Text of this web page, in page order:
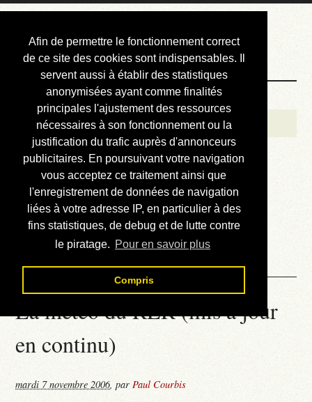
Afin de permettre le fonctionnement correct
de ce site des cookies sont indispensables. Il
servent aussi à établir des statistiques
anonymisées ayant comme finalités
principales l'ajustement des ressources
nécessaires à son fonctionnement ou la
justification du trafic auprès d'annonceurs
publicitaires. En poursuivant votre navigation
vous acceptez ce traitement ainsi que
l'enregistrement de données de navigation
liées à votre adresse IP, en particulier à des
fins statistiques, de debug et de lutte contre
le piratage. Pour en savoir plus
Compris
Courbis, « LE »
Blog Officiel
Bienvenue
Réalisations
Divers (et d’été)
Annonces
Liens externes
Téléchargement
Contact
La météo du RER (mis à jour
en continu)
mardi 7 novembre 2006,parPaul Courbis